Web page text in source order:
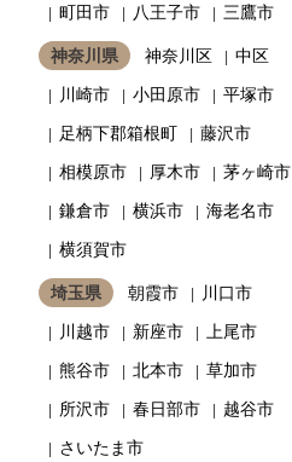
町田市
八王子市 三鷹市
神奈川県 神奈川区
中区
川崎市
小田原市
平塚市
足柄下郡箱根町
藤沢市
相模原市
厚木市
茅ヶ崎市
鎌倉市
横浜市
海老名市
横須賀市
埼玉県 朝霞市
川口市
川越市
新座市
上尾市
熊谷市
北本市
草加市
所沢市
春日部市
越谷市
さいたま市